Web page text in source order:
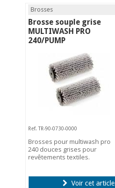
Brosses
Brosse souple grise
MULTIWASH PRO
240/PUMP
Ref. TR-90-0730-0000
Brosses pour multiwash pro
240 douces grises pour
revêtements textiles.
Voir cet article